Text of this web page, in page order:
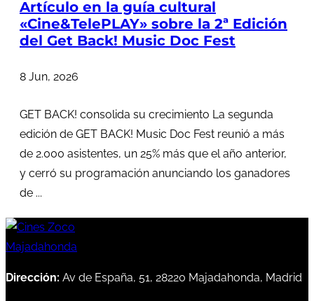
Artículo en la guía cultural
«Cine&TelePLAY» sobre la 2ª Edición
del Get Back! Music Doc Fest
8 Jun, 2026
GET BACK! consolida su crecimiento La segunda
edición de GET BACK! Music Doc Fest reunió a más
de 2.000 asistentes, un 25% más que el año anterior,
y cerró su programación anunciando los ganadores
de ...
Dirección: Av de España, 51, 28220 Majadahonda, Madrid